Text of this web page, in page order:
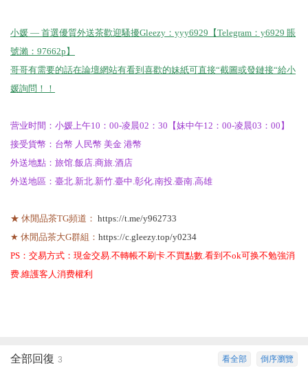
小媛 — 首選優質外送茶歡迎騷擾Gleezy：yyy6929【Telegram：y6929 賬
號瀨：97662p】
哥哥有需要的話在論壇網站有看到喜歡的妹紙可直接“截圖或發鏈接“給小
媛詢問！！
营业时間：小媛上午10：00-凌晨02：30【妹中午12：00-凌晨03：00】
接受貨幣：台幣 人民幣 美金 港幣
外送地點：旅馆.飯店.商旅.酒店
外送地區：臺北.新北.新竹.臺中.彰化.南投.臺南.高雄
★ 休閒品茶TG頻道： https://t.me/y962733
★ 休閒品茶大G群組： https://c.gleezy.top/y0234
PS：交易方式：現金交易.不轉帳不刷卡.不買點數.看到不ok可换不勉強消
费.維護客人消费權利
倒序瀏覽
看全部
全部回復 3